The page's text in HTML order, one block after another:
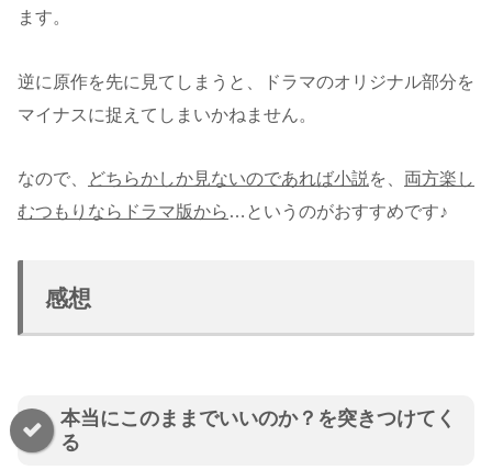
ます。
逆に原作を先に見てしまうと、ドラマのオリジナル部分を
マイナスに捉えてしまいかねません。
なので、 どちらかしか見ないのであれば小説 を、 両方楽し
むつもりならドラマ版から …というのがおすすめです♪
感想
本当にこのままでいいのか？を突きつけてく
る